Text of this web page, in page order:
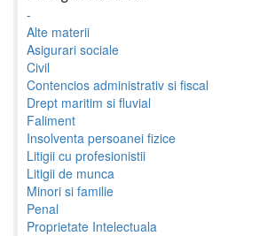
-
Alte materii
Asigurari sociale
Civil
Contencios administrativ si fiscal
Drept maritim si fluvial
Faliment
Insolventa persoanei fizice
Litigii cu profesionistii
Litigii de munca
Minori si familie
Penal
Proprietate Intelectuala